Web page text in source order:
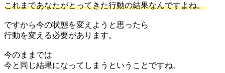
これまであなたがとってきた行動の結果なんですよね。
ですから今の状態を変えようと思ったら
行動を変える必要があります。
今のままでは
今と同じ結果になってしまうということですね。